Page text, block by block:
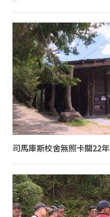
司馬庫斯校舍無照卡關22